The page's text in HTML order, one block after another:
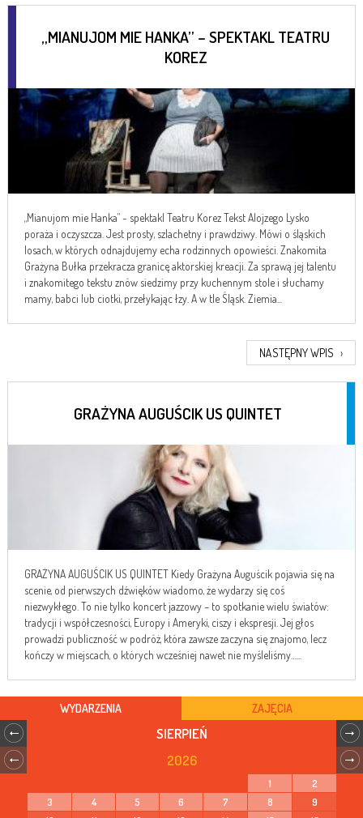
„MIANUJOM MIE HANKA” – SPEKTAKL TEATRU
KOREZ
„Mianujom mie Hanka” - spektakl Teatru Korez Tekst Alojzego Lysko
poraża i oczyszcza. Jest prosty, szlachetny i prawdziwy. Mówi o śląskich
losach, w których odnajdujemy echa rodzinnych opowieści. Znakomita
Grażyna Bułka przekracza granicę aktorskiej kreacji. Za sprawą jej talentu
i znakomitego tekstu znów siedzimy przy kuchennym stole i słuchamy
mamy, babci lub ciotki, przełykając łzy. A w tle Śląsk. Ziemia...
NASTĘPNY WPIS ›
GRAŻYNA AUGUŚCIK US QUINTET
GRAŻYNA AUGUŚCIK US QUINTET Kiedy Grażyna Auguścik pojawia się na
scenie, od pierwszych dźwięków wiadomo, że wydarzy się coś
niezwykłego. To nie tylko koncert jazzowy – to spotkanie wielu światów:
tradycji i współczesności, Europy i Ameryki, ciszy i ekspresji. Jej głos
prowadzi publiczność w podróż, która zawsze zaczyna się znajomo, lecz
kończy w miejscach, o których wcześniej nawet nie myśleliśmy…...
WYDARZENIA ZAJĘCIA
SIERPIEŃ
2026
1
2
3
4 5 6 7 8
9